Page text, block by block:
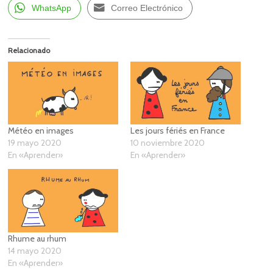
WhatsApp Correo Electrónico
Relacionado
Météo en images
19 mayo 2020
En «Aprender»
Les jours fériés en France
10 noviembre 2020
En «Aprender»
Rhume au rhum
14 mayo 2020
En «Aprender»